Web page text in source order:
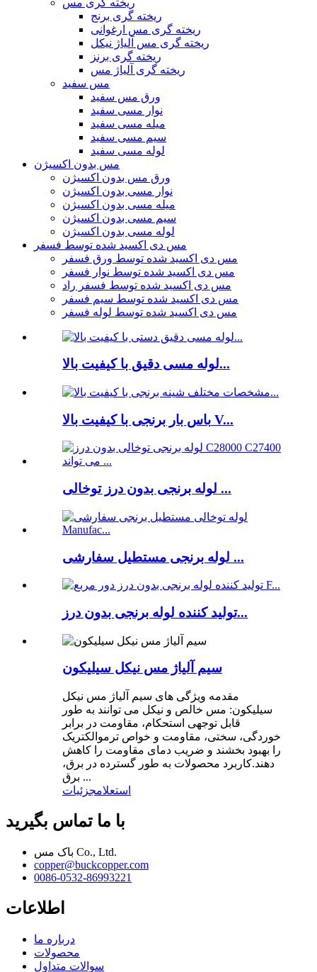
ریخته گری برنج
ریخته گری مس ارغوانی
ریخته گری مس آلیاژ نیکل
ریخته گری برنز
ریخته گری آلیاژ مس
مس سفید
ورق مس سفید
نوار مسی سفید
میله مسی سفید
سیم مسی سفید
لوله مسی سفید
مس بدون اکسیژن
ورق مس بدون اکسیژن
نوار مسی بدون اکسیژن
میله مسی بدون اکسیژن
سیم مسی بدون اکسیژن
لوله مسی بدون اکسیژن
مس دی اکسید شده توسط فسفر
مس دی اکسید شده توسط ورق فسفر
مس دی اکسید شده توسط نوار فسفر
مس دی اکسید شده توسط فسفر راد
مس دی اکسید شده توسط سیم فسفر
مس دی اکسید شده توسط لوله فسفر
لوله مسی دقیق با کیفیت بالا...
باس بار برنجی با کیفیت بالا V...
لوله برنجی بدون درز توخالی ...
لوله برنجی مستطیل سفارشی ...
تولید کننده لوله برنجی بدون درز...
سیم آلیاژ مس نیکل سیلیکون
مقدمه ویژگی های سیم آلیاژ مس نیکل
سیلیکون: مس خالص و نیکل می توانند به طور
قابل توجهی استحکام، مقاومت در برابر
خوردگی، سختی، مقاومت و خواص ترموالکتریک
را بهبود بخشند و ضریب دمای مقاومت را کاهش
دهند.کاربرد محصولات به طور گسترده در برق،
برق ...
استعلامجزئیات
با ما تماس بگیرید
باک مس Co., Ltd.
copper@buckcopper.com
0086-0532-86993221
اطلاعات
درباره ما
محصولات
سوالات متداول